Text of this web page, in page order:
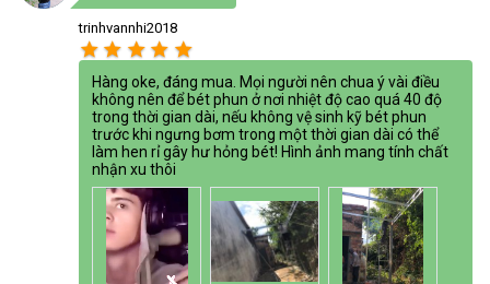
trinhvannhi2018
star star star star star
Hàng oke, đáng mua. Mọi người nên chua ý vài điều
không nên để bét phun ở nơi nhiệt độ cao quá 40 độ
trong thời gian dài, nếu không vệ sinh kỹ bét phun
trước khi ngưng bơm trong một thời gian dài có thể
làm hen rỉ gây hư hỏng bét! Hình ảnh mang tính chất
nhận xu thôi